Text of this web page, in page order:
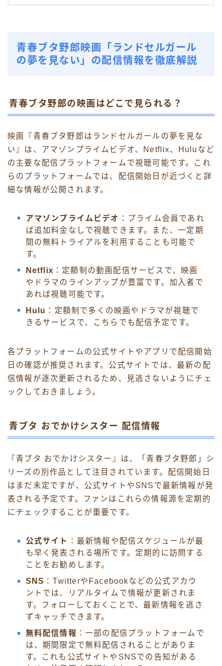
青春ブタ野郎映画「ランドセルガール
の夢を見ない」の配信情報を徹底解説
青春ブタ野郎の映画はどこで見られる？
映画『青春ブタ野郎はランドセルガールの夢を見な
い』は、アマゾンプライムビデオ、Netflix、Huluなど
の主要な配信プラットフォームで視聴可能です。これ
らのプラットフォームでは、配信開始日が近づくと詳
細な情報が公開されます。
アマゾンプライムビデオ ：プライム会員であれ
ば追加料金なしで視聴できます。また、一定期
間の無料トライアルを利用することも可能で
す。
Netflix ：定額制の動画配信サービスで、映画
やドラマのラインアップが豊富です。加入者で
あれば視聴可能です。
Hulu ：定額制で多くの映画やドラマが視聴で
きるサービスで、こちらでも配信予定です。
各プラットフォームの公式サイトやアプリで配信開始
日の確認が推奨されます。公式サイトでは、最新の配
信情報が逐次更新されるため、見逃さないようにチェ
ックしておきましょう。
青ブタ おでかけシスター 配信情報
『青ブタ おでかけシスター』は、「青春ブタ野郎」シ
リーズの別作品として注目されています。配信開始日
はまだ未定ですが、公式サイトやSNSで最新情報が発
表される予定です。ファンはこれらの情報源を定期的
にチェックすることが重要です。
公式サイト ：最新情報や配信スケジュールが最
も早く発表される場所です。定期的に訪問する
ことをお勧めします。
SNS ：TwitterやFacebookなどの公式アカウ
ントでは、リアルタイムで情報が更新されま
す。フォローしておくことで、最新情報を逃さ
ずキャッチできます。
無料配信情報 ：一部の配信プラットフォームで
は、期間限定で無料配信されることがありま
す。これも公式サイトやSNSでの告知がある